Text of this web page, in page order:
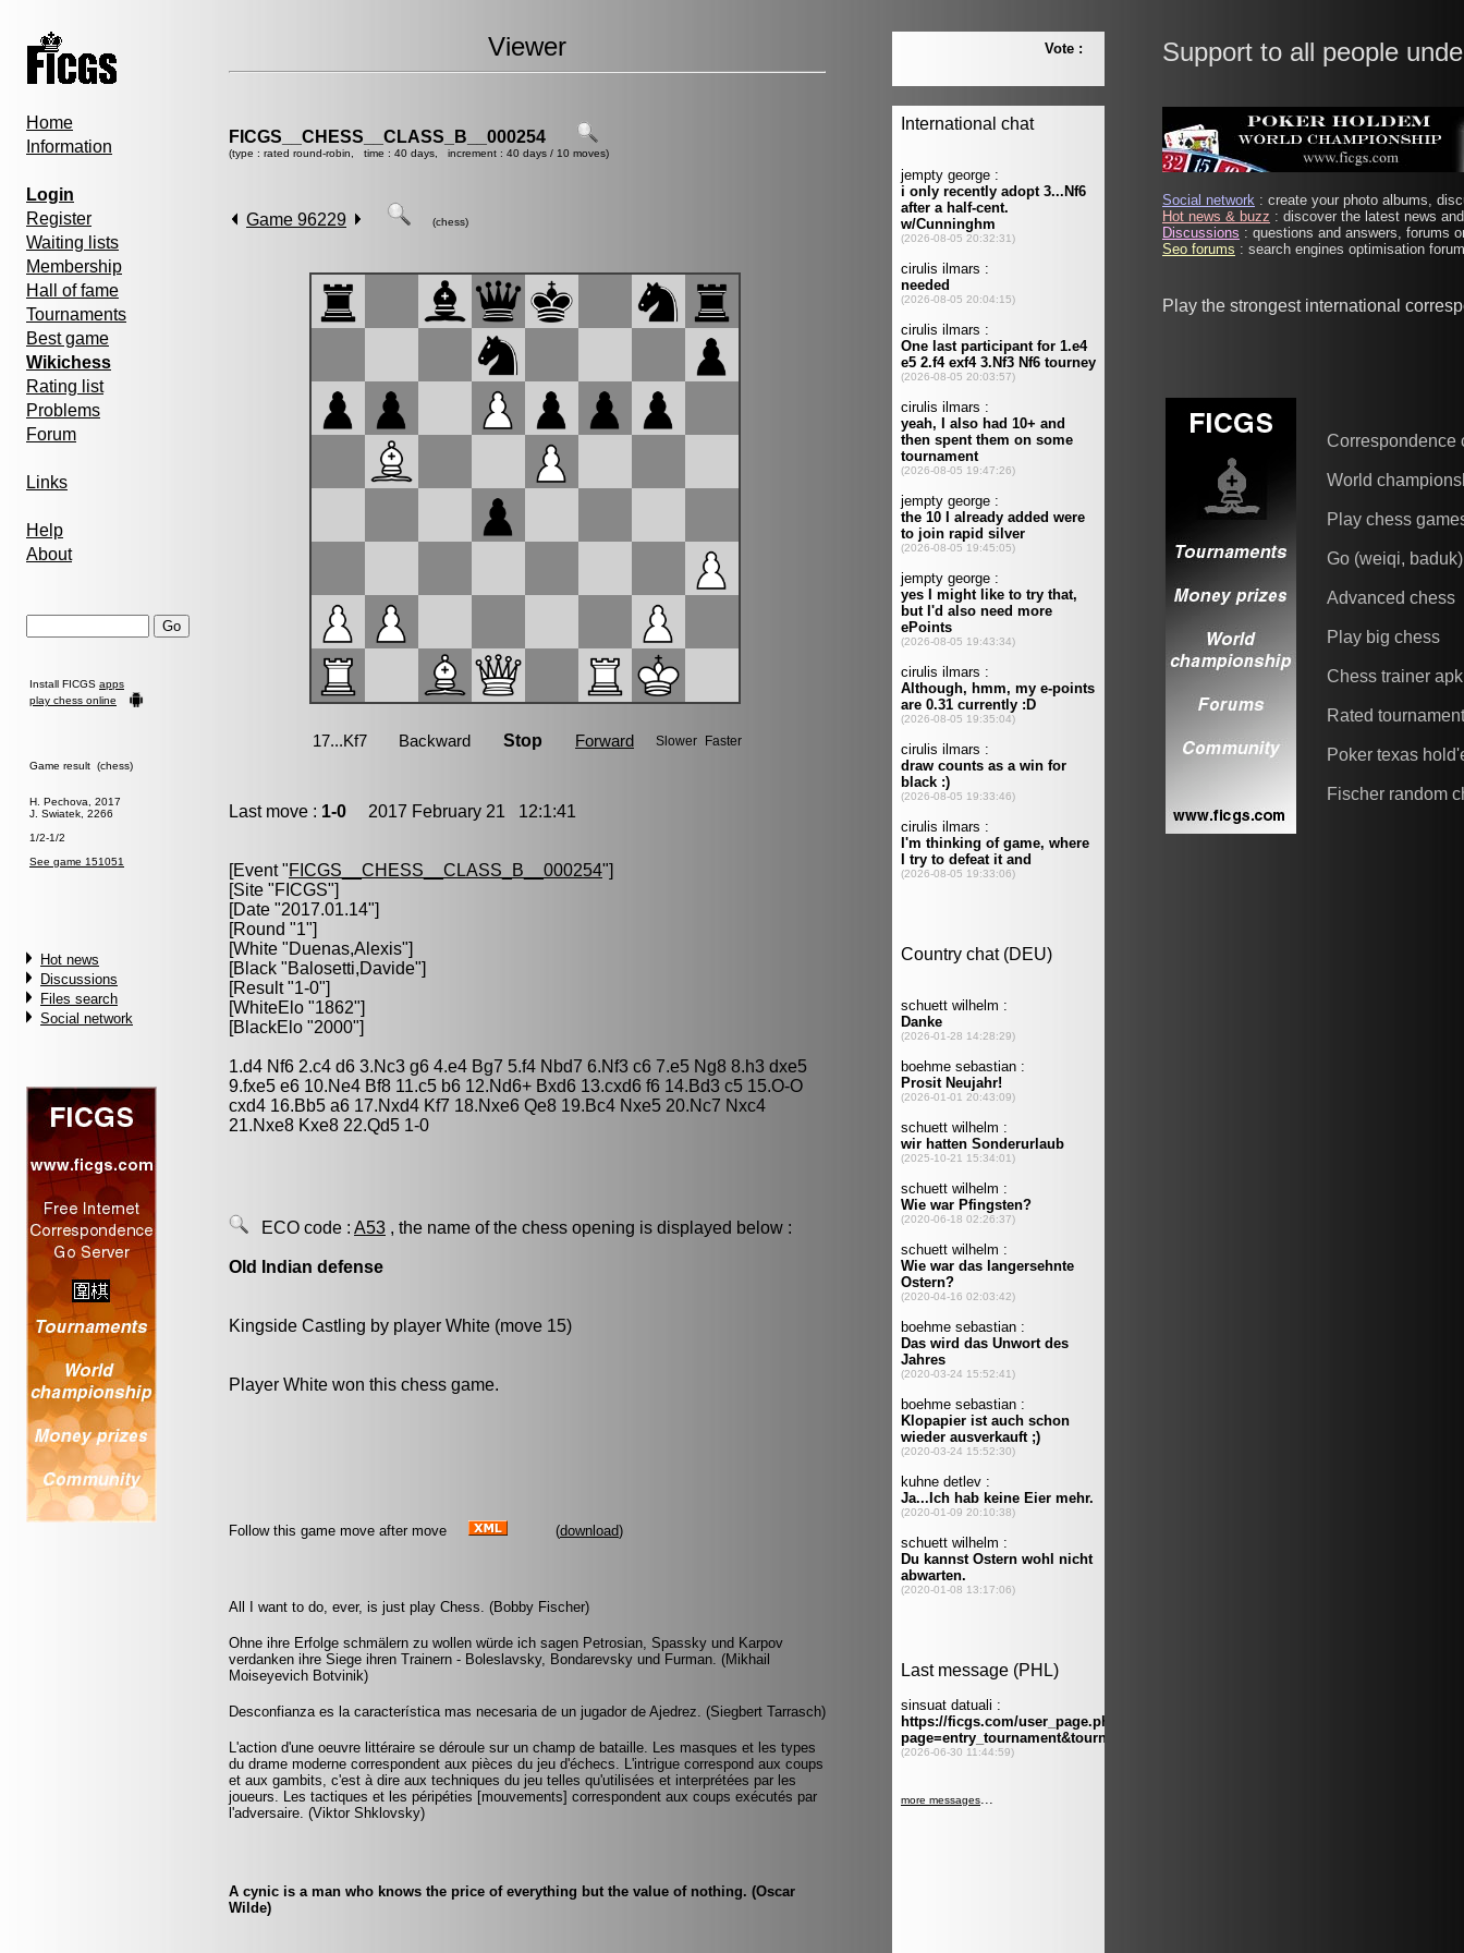
Home
Information
Login
Register
Waiting lists
Membership
Hall of fame
Tournaments
Best game
Wikichess
Rating list
Problems
Forum
Links
Help
About
Install FICGS apps
play chess online
Game result (chess)
H. Pechova, 2017
J. Swiatek, 2266
1/2-1/2
See game 151051
Hot news
Discussions
Files search
Social network
Viewer
FICGS__CHESS__CLASS_B__000254
(type : rated round-robin, time : 40 days, increment : 40 days / 10 moves)
Game 96229 (chess)
Last move : 1-0 2017 February 21 12:1:41
[Event "FICGS__CHESS__CLASS_B__000254"]
[Site "FICGS"]
[Date "2017.01.14"]
[Round "1"]
[White "Duenas,Alexis"]
[Black "Balosetti,Davide"]
[Result "1-0"]
[WhiteElo "1862"]
[BlackElo "2000"]
1.d4 Nf6 2.c4 d6 3.Nc3 g6 4.e4 Bg7 5.f4 Nbd7 6.Nf3 c6 7.e5 Ng8 8.h3 dxe5
9.fxe5 e6 10.Ne4 Bf8 11.c5 b6 12.Nd6+ Bxd6 13.cxd6 f6 14.Bd3 c5 15.O-O
cxd4 16.Bb5 a6 17.Nxd4 Kf7 18.Nxe6 Qe8 19.Bc4 Nxe5 20.Nc7 Nxc4
21.Nxe8 Kxe8 22.Qd5 1-0
ECO code : A53 , the name of the chess opening is displayed below :
Old Indian defense
Kingside Castling by player White (move 15)
Player White won this chess game.
Follow this game move after move (download)
All I want to do, ever, is just play Chess. (Bobby Fischer)
Ohne ihre Erfolge schmälern zu wollen würde ich sagen Petrosian, Spassky und Karpov
verdanken ihre Siege ihren Trainern - Boleslavsky, Bondarevsky und Furman. (Mikhail
Moiseyevich Botvinik)
Desconfianza es la característica mas necesaria de un jugador de Ajedrez. (Siegbert Tarrasch)
L'action d'une oeuvre littéraire se déroule sur un champ de bataille. Les masques et les types
du drame moderne correspondent aux pièces du jeu d'échecs. L'intrigue correspond aux coups
et aux gambits, c'est à dire aux techniques du jeu telles qu'utilisées et interprétées par les
joueurs. Les tactiques et les péripéties [mouvements] correspondent aux coups exécutés par
l'adversaire. (Viktor Shklovsky)
A cynic is a man who knows the price of everything but the value of nothing. (Oscar
Wilde)
Support to all people
Social network : create your photo albums,
Hot news & buzz : discover the latest news
Discussions : questions and answers, forums
Seo forums : search engines optimisation
Play the strongest international
Correspondence
World
Play chess
Go (weiqi, baduk)
Advanced chess
Play big chess
Chess trainer apk
Rated
Poker texas
Fischer random